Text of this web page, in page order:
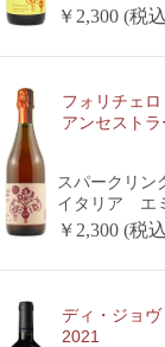
￥2,300 (税
フォリチェ
アンセスト
スパークリン
イタリア エ
￥2,300 (税
ディ・ジョ
2021